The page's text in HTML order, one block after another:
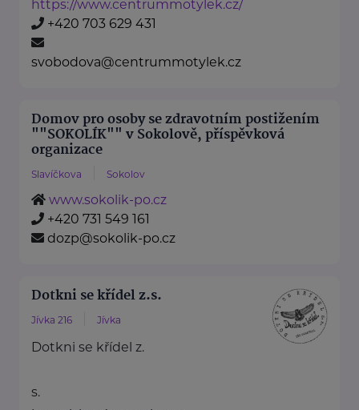
https://www.centrummotylek.cz/
+420 703 629 431
svobodova@centrummotylek.cz
Domov pro osoby se zdravotním postižením
""SOKOLÍK"" v Sokolově, příspěvková
organizace
Slavíčkova Sokolov
www.sokolik-po.cz
+420 731 549 161
dozp@sokolik-po.cz
Dotkni se křídel z.s.
Jívka 216 Jívka
Dotkni se křídel z.
s.